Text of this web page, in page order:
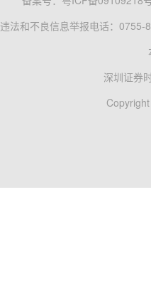
违法和不良信息举报电话：0755-
深圳证券